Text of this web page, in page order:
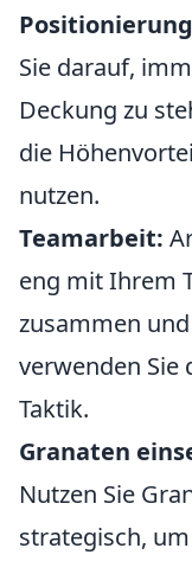
Sie darauf,
Deckung zu
die
nutzen.
Teamarbeit:
eng mit Ihrem
zusammen und
verwenden Sie
Taktik.
Granaten
Nutzen Sie
strategisch,